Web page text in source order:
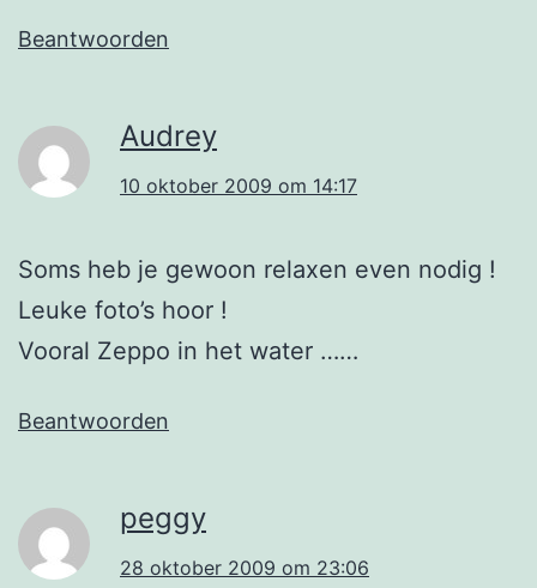
Beantwoorden
Audrey
10 oktober 2009 om 14:17
Soms heb je gewoon relaxen even nodig !
Leuke foto’s hoor !
Vooral Zeppo in het water ……
Beantwoorden
peggy
28 oktober 2009 om 23:06